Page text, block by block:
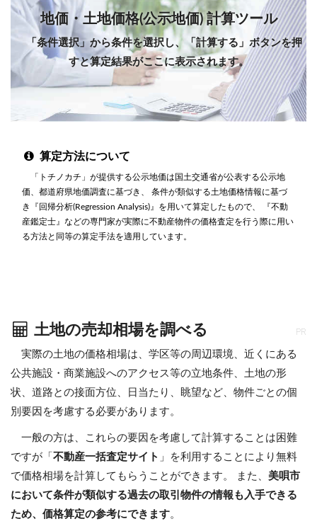
地価・土地価格(公示地価) 計算ツール
「条件選択」から条件を選択し、「計算する」ボタンを押
すと算定結果がここに表示されます。
算定方法について
「トチノカチ」が提供する公示地価は国土交通省が公表する公示地
価、都道府県地価調査に基づき、 条件が類似する土地価格情報に基づ
き『回帰分析(Regression Analysis)』を用いて算定したもので、 『不動
産鑑定士』などの専門家が実際に不動産物件の価格査定を行う際に用い
る方法と同等の算定手法を適用しています。
土地の売却相場を調べる PR
実際の土地の価格相場は、学区等の周辺環境、近くにある
公共施設・商業施設へのアクセス等の立地条件、土地の形
状、道路との接面方位、日当たり、眺望など、物件ごとの個
別要因を考慮する必要があります。
一般の方は、これらの要因を考慮して計算することは困難
ですが「 不動産一括査定サイト 」を利用することにより無料
で価格相場を計算してもらうことができます。 また、 美唄市
において条件が類似する過去の取引物件の情報も入手できる
ため、価格算定の参考にできます。